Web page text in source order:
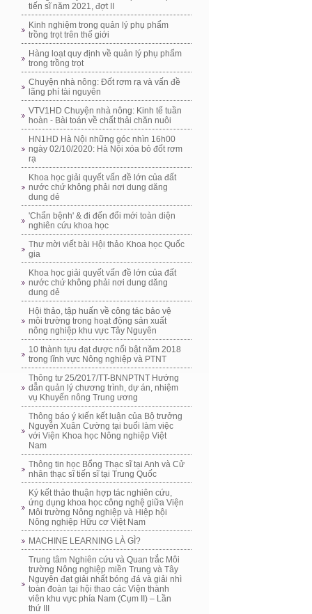
tiến sĩ năm 2021, đợt II
Kinh nghiệm trong quản lý phụ phẩm
trồng trọt trên thế giới
Hàng loạt quy định về quản lý phụ phẩm
trong trồng trọt
Chuyện nhà nông: Đốt rơm rạ và vấn đề
lãng phí tài nguyên
VTV1HD Chuyện nhà nông: Kinh tế tuần
hoàn - Bài toán về chất thải chăn nuôi
HN1HD Hà Nội những góc nhìn 16h00
ngày 02/10/2020: Hà Nội xóa bỏ đốt rơm
rạ
Khoa học giải quyết vấn đề lớn của đất
nước chứ không phải nơi dung dăng
dung dẻ
'Chẩn bệnh' & đi đến đổi mới toàn diện
nghiên cứu khoa học
Thư mời viết bài Hội thảo Khoa học Quốc
gia
Khoa học giải quyết vấn đề lớn của đất
nước chứ không phải nơi dung dăng
dung dẻ
Hội thảo, tập huấn về công tác bảo vệ
môi trường trong hoạt động sản xuất
nông nghiệp khu vực Tây Nguyên
10 thành tựu đạt được nổi bật năm 2018
trong lĩnh vực Nông nghiệp và PTNT
Thông tư 25/2017/TT-BNNPTNT Hướng
dẫn quản lý chương trình, dự án, nhiệm
vụ Khuyến nông Trung ương
Thông báo ý kiến kết luận của Bộ trưởng
Nguyễn Xuân Cường tại buổi làm việc
với Viện Khoa học Nông nghiệp Việt
Nam
Thông tin học Bổng Thạc sĩ tại Anh và Cử
nhân thạc sĩ tiến sĩ tại Trung Quốc
Ký kết thảo thuận hợp tác nghiên cứu,
ứng dụng khoa học công nghệ giữa Viện
Môi trường Nông nghiệp và Hiệp hội
Nông nghiệp Hữu cơ Việt Nam
MACHINE LEARNING LÀ GÌ?
Trung tâm Nghiên cứu và Quan trắc Môi
trường Nông nghiệp miền Trung và Tây
Nguyên đạt giải nhất bóng đá và giải nhì
toàn đoàn tại hội thao các Viện thành
viên khu vực phía Nam (Cụm II) – Lần
thứ III